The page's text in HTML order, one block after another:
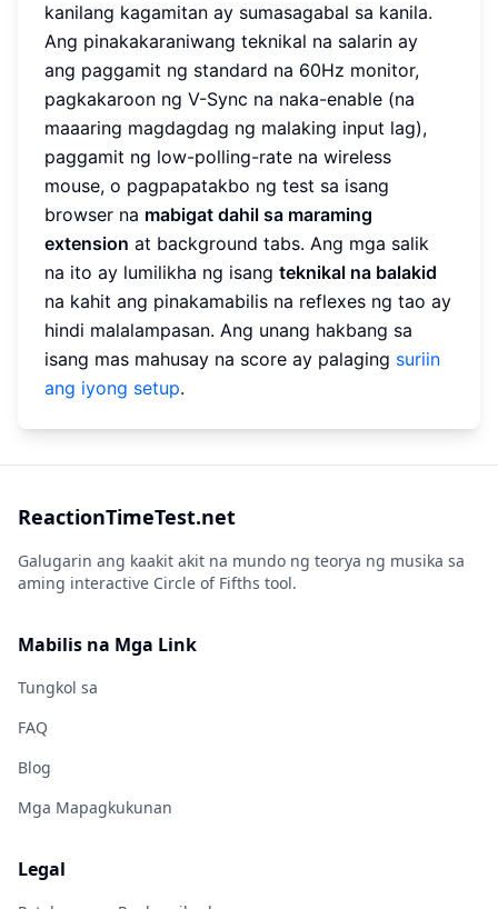
kanilang kagamitan ay sumasagabal sa kanila.
Ang pinakakaraniwang teknikal na salarin ay
ang paggamit ng standard na 60Hz monitor,
pagkakaroon ng V-Sync na naka-enable (na
maaaring magdagdag ng malaking input lag),
paggamit ng low-polling-rate na wireless
mouse, o pagpapatakbo ng test sa isang
browser na mabigat dahil sa maraming
extension at background tabs. Ang mga salik
na ito ay lumilikha ng isang teknikal na balakid
na kahit ang pinakamabilis na reflexes ng tao ay
hindi malalampasan. Ang unang hakbang sa
isang mas mahusay na score ay palaging suriin
ang iyong setup.
ReactionTimeTest.net
Galugarin ang kaakit akit na mundo ng teorya ng musika sa
aming interactive Circle of Fifths tool.
Mabilis na Mga Link
Tungkol sa
FAQ
Blog
Mga Mapagkukunan
Legal